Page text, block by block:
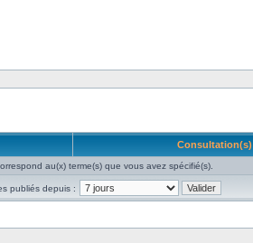
Consultation(s)
au(x) terme(s) que vous avez spécifié(s).
publiés depuis :